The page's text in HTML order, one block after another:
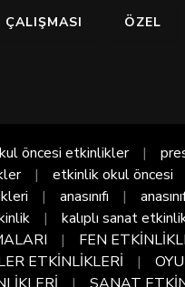
ÇALIŞMASI ÖZEL
öncesi etkinlikler
etkinlik okul öncesi
anasınıfı
kalıplı sanat
FEN
ETKİNLİKLERİ